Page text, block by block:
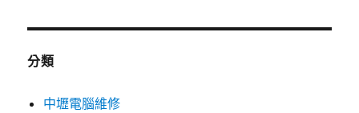
分類
中壢電腦維修